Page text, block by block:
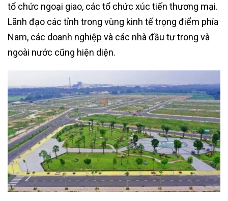
tổ chức ngoại giao, các tổ chức xúc tiến thương mại.
Lãnh đạo các tỉnh trong vùng kinh tế trọng điểm phía
Nam, các doanh nghiệp và các nhà đầu tư trong và
ngoài nước cũng hiện diện.